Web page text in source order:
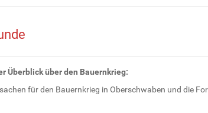
Überblick über den Bauernkrieg:
für den Bauernkrieg in Oberschwaben und die